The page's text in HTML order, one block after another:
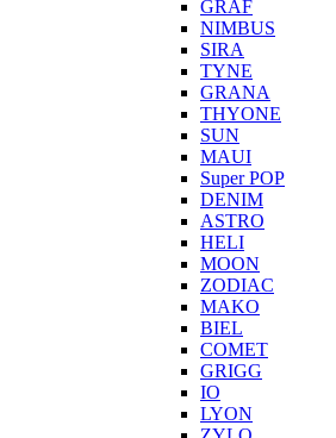
GRAF
NIMBUS
SIRA
TYNE
GRANA
THYONE
SUN
MAUI
Super POP
DENIM
ASTRO
HELI
MOON
ZODIAC
MAKO
BIEL
COMET
GRIGG
IO
LYON